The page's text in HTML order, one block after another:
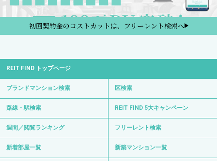
初回契約金のコストカットは、フリーレント検索へ
REIT FIND トップページ
ブランドマンション検索 区検索
路線・駅検索 REIT FIND 5大キャンペーン
週間／閲覧ランキング フリーレント検索
新着部屋一覧 新築マンション一覧